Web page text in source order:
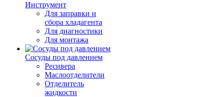
Инструмент
Для заправки и
сбора хладагента
Для диагностики
Для монтажа
Сосуды под давлением
Ресивера
Маслоотделители
Отделитель
жидкости